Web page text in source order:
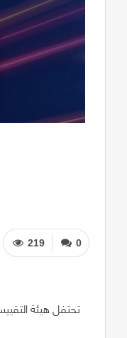
0
219
تحتفل هيئة